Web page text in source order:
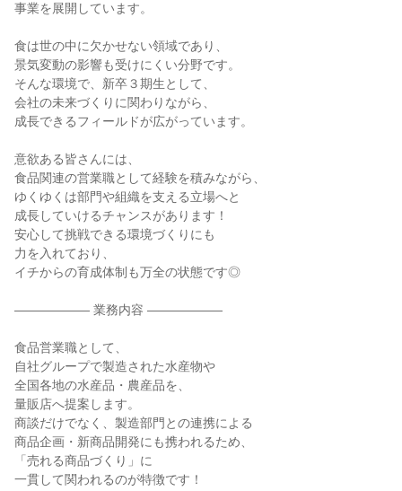
事業を展開しています。
食は世の中に欠かせない領域であり、
景気変動の影響も受けにくい分野です。
そんな環境で、新卒３期生として、
会社の未来づくりに関わりながら、
成長できるフィールドが広がっています。
意欲ある皆さんには、
食品関連の営業職として経験を積みながら、
ゆくゆくは部門や組織を支える立場へと
成長していけるチャンスがあります！
安心して挑戦できる環境づくりにも
力を入れており、
イチからの育成体制も万全の状態です◎
―――――― 業務内容 ――――――
食品営業職として、
自社グループで製造された水産物や
全国各地の水産品・農産品を、
量販店へ提案します。
商談だけでなく、製造部門との連携による
商品企画・新商品開発にも携われるため、
「売れる商品づくり」に
一貫して関われるのが特徴です！